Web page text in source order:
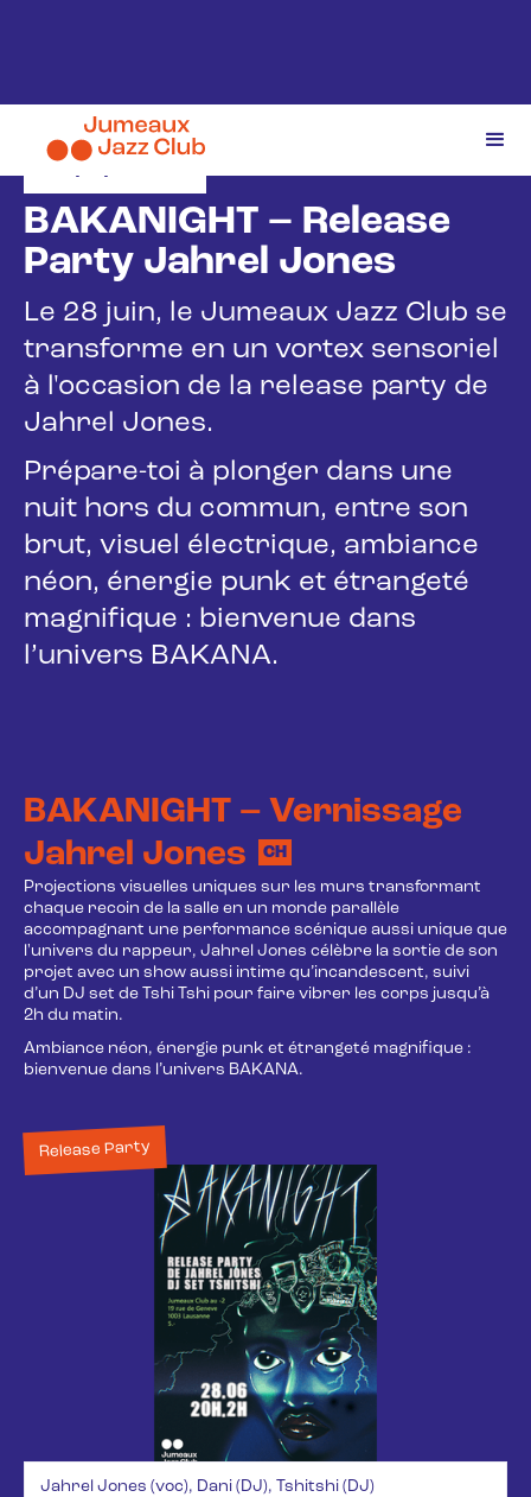
28/6/2025
BAKANIGHT – Release
Party Jahrel Jones
Le 28 juin, le Jumeaux Jazz Club se
transforme en un vortex sensoriel
à l'occasion de la release party de
Jahrel Jones.
Prépare-toi à plonger dans une
nuit hors du commun, entre son
brut, visuel électrique, ambiance
néon, énergie punk et étrangeté
magnifique : bienvenue dans
l’univers BAKANA.
BAKANIGHT – Vernissage
Jahrel Jones
CH
Projections visuelles uniques sur les murs transformant
chaque recoin de la salle en un monde parallèle
accompagnant une performance scénique aussi unique que
l'univers du rappeur, Jahrel Jones célèbre la sortie de son
projet avec un show aussi intime qu’incandescent, suivi
d’un DJ set de Tshi Tshi pour faire vibrer les corps jusqu’à
2h du matin.
Ambiance néon, énergie punk et étrangeté magnifique :
bienvenue dans l’univers BAKANA.
Release Party
Jahrel Jones (voc), Dani (DJ), Tshitshi (DJ)